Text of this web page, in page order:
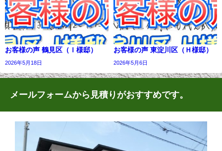
お客様の声 鶴見区（Ｉ様邸）
2026年5月18日
お客様の声 東淀川区（Ｈ様邸）
2026年5月6日
メールフォームから見積りがおすすめです。